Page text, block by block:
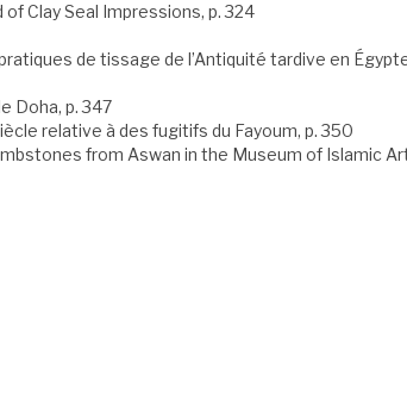
Clay Seal Impressions, p. 324
de tissage de l’Antiquité tardive en
Doha, p. 347
relative à des fugitifs du Fayoum, p. 350
from Aswan in the Museum of Islamic Art